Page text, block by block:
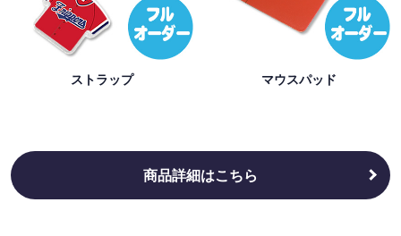
ストラップ マウスパッド
商品詳細はこちら